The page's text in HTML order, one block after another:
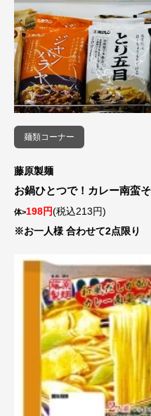
麺類コーナー
藤原製麺
お鍋ひとつで！カレー南蛮
体>198円(税込213円)
※お一人様 合わせて2点限り